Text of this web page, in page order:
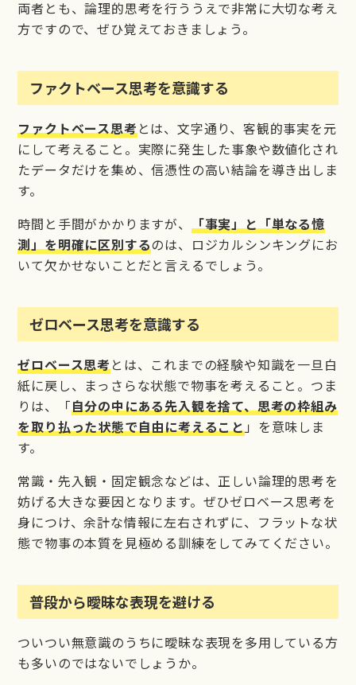
両者とも、論理的思考を行ううえで非常に大切な考え
方ですので、ぜひ覚えておきましょう。
ファクトベース思考を意識する
ファクトベース思考 とは、文字通り、客観的事実を元
にして考えること。実際に発生した事象や数値化され
たデータだけを集め、信憑性の高い結論を導き出しま
す。
時間と手間がかかりますが、
「事実」と「単なる憶
測」を明確に区別するのは、ロジカルシンキングにお
いて欠かせないことだと言えるでしょう。
ゼロベース思考を意識する
ゼロベース思考 とは、これまでの経験や知識を一旦白
紙に戻し、まっさらな状態で物事を考えること。つま
りは、「自分の中にある先入観を捨て、思考の枠組み
を取り払った状態で自由に考えること 」を意味しま
す。
常識・先入観・固定観念などは、正しい論理的思考を
妨げる大きな要因となります。ぜひゼロベース思考を
身につけ、余計な情報に左右されずに、フラットな状
態で物事の本質を見極める訓練をしてみてください。
普段から曖昧な表現を避ける
ついつい無意識のうちに曖昧な表現を多用している方
も多いのではないでしょうか。